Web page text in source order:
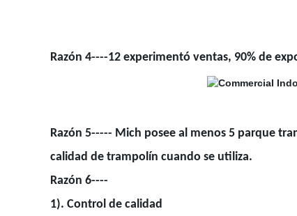
Razón 4----12 experimentó ventas, 90% de
Razón 5----- Mich posee al menos 5 parque
calidad de trampolín cuando se utiliza.
Razón 6----
1). Control de calidad